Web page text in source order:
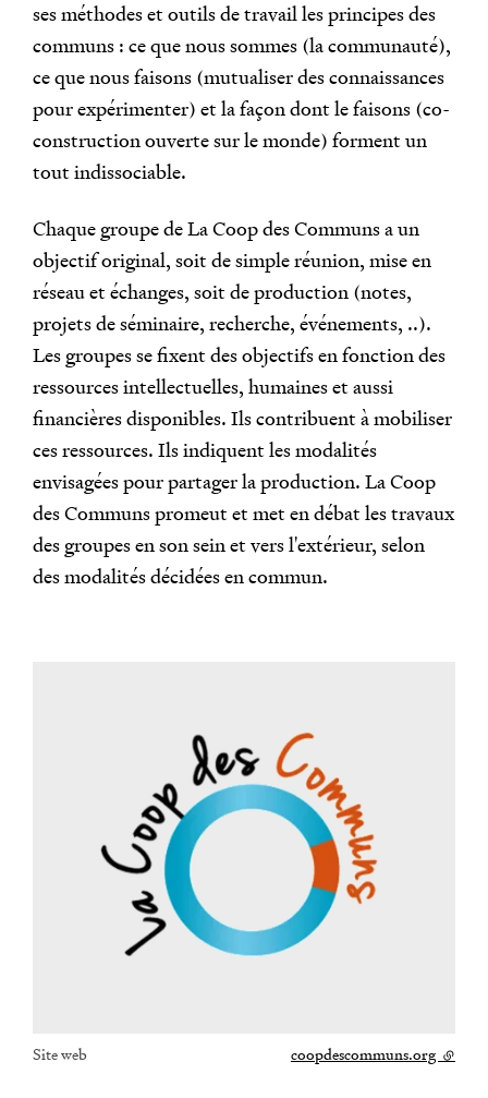
ses méthodes et outils de travail les principes des
communs : ce que nous sommes (la communauté),
ce que nous faisons (mutualiser des connaissances
pour expérimenter) et la façon dont le faisons (co-
construction ouverte sur le monde) forment un
tout indissociable.
Chaque groupe de La Coop des Communs a un
objectif original, soit de simple réunion, mise en
réseau et échanges, soit de production (notes,
projets de séminaire, recherche, événements, ..).
Les groupes se fixent des objectifs en fonction des
ressources intellectuelles, humaines et aussi
financières disponibles. Ils contribuent à mobiliser
ces ressources. Ils indiquent les modalités
envisagées pour partager la production. La Coop
des Communs promeut et met en débat les travaux
des groupes en son sein et vers l'extérieur, selon
des modalités décidées en commun.
Site web coopdescommuns.org - lien